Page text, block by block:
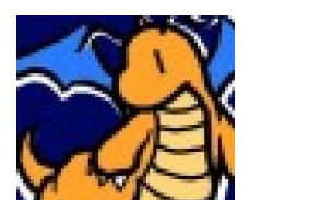
콘
텐
로
건
너
뛰